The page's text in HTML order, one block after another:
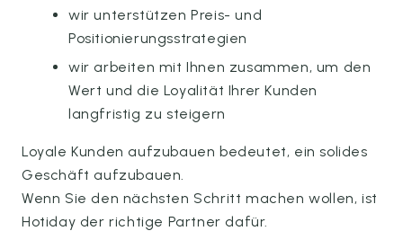
wir unterstützen Preis- und
Positionierungsstrategien
wir arbeiten mit Ihnen zusammen, um den
Wert und die Loyalität Ihrer Kunden
langfristig zu steigern
Loyale Kunden aufzubauen bedeutet, ein solides
Geschäft aufzubauen.
Wenn Sie den nächsten Schritt machen wollen, ist
Hotiday der richtige Partner dafür.